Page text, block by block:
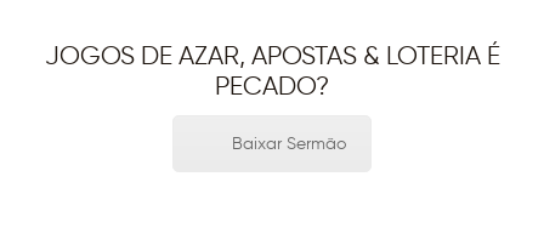
JOGOS DE AZAR, APOSTAS & LOTERIA É
PECADO?
Baixar Sermão